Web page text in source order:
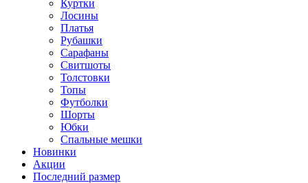
Куртки
Лосины
Платья
Рубашки
Сарафаны
Свитшоты
Толстовки
Топы
Футболки
Шорты
Юбки
Спальные мешки
Новинки
Акции
Последний размер